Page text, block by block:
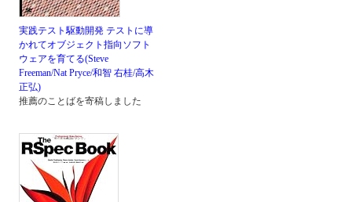
実践テスト駆動開発 テストに導
かれてオブジェクト指向ソフト
ウェアを育てる(Steve
Freeman/Nat Pryce/和智 右桂/高木
正弘)
推薦のことばを寄稿しました